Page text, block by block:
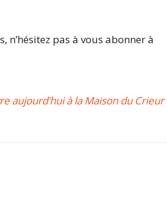
pas à vous abonner à
aujourd’hui à la Maison du Crieur